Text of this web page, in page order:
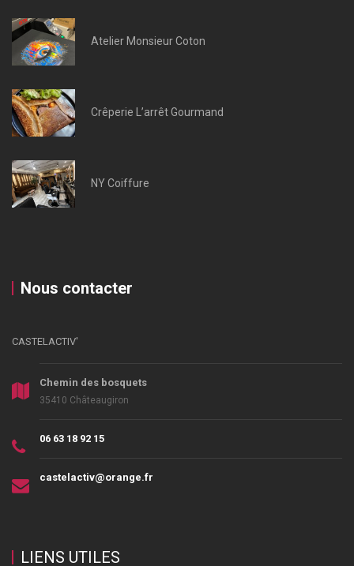
Atelier Monsieur Coton
Crêperie L’arrêt Gourmand
NY Coiffure
Nous contacter
CASTELACTIV'
Chemin des bosquets
35410 Châteaugiron
06 63 18 92 15
castelactiv@orange.fr
LIENS UTILES